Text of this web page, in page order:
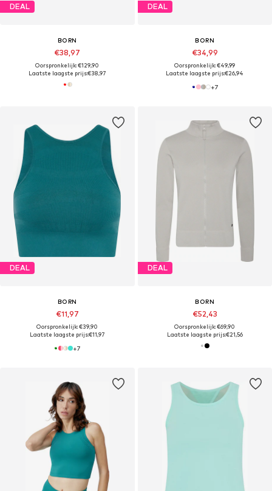
DEAL
BORN
€38,97
Oorspronkelijk: €129,90
Laatste laagste prijs:€38,97
DEAL
BORN
€34,99
Oorspronkelijk: €49,99
Laatste laagste prijs:€26,94
+7
DEAL
BORN
€11,97
Oorspronkelijk: €39,90
Laatste laagste prijs:€11,97
+7
DEAL
BORN
€52,43
Oorspronkelijk: €69,90
Laatste laagste prijs:€21,56